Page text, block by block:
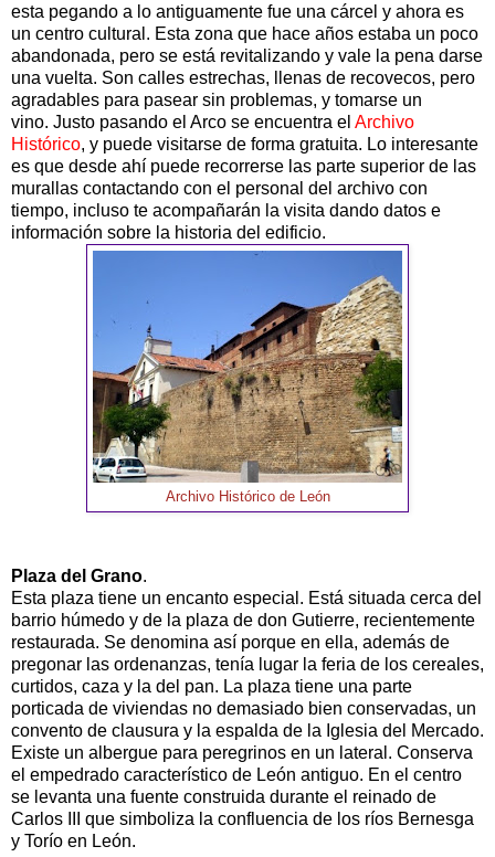
esta pegando a lo antiguamente fue una cárcel y ahora es
un centro cultural. Esta zona que hace años estaba un poco
abandonada, pero se está revitalizando y vale la pena darse
una vuelta. Son calles estrechas, llenas de recovecos, pero
agradables para pasear sin problemas, y tomarse un
vino. Justo pasando el Arco se encuentra el Archivo
Histórico, y puede visitarse de forma gratuita. Lo interesante
es que desde ahí puede recorrerse las parte superior de las
murallas contactando con el personal del archivo con
tiempo, incluso te acompañarán la visita dando datos e
información sobre la historia del edificio.
Archivo Histórico de León
Plaza del Grano.
Esta plaza tiene un encanto especial. Está situada cerca del
barrio húmedo y de la plaza de don Gutierre, recientemente
restaurada. Se denomina así porque en ella, además de
pregonar las ordenanzas, tenía lugar la feria de los cereales,
curtidos, caza y la del pan. La plaza tiene una parte
porticada de viviendas no demasiado bien conservadas, un
convento de clausura y la espalda de la Iglesia del Mercado.
Existe un albergue para peregrinos en un lateral. Conserva
el empedrado característico de León antiguo. En el centro
se levanta una fuente construida durante el reinado de
Carlos III que simboliza la confluencia de los ríos Bernesga
y Torío en León.